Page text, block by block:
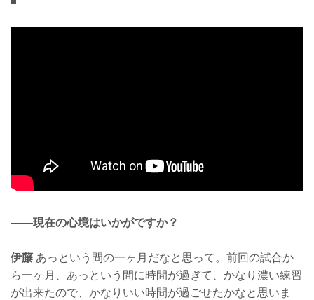
——現在の心境はいかがですか？
伊藤 あっという間の一ヶ月だなと思って。前回の試合か
ら一ヶ月、あっという間に時間が過ぎて、かなり濃い練習
が出来たので、かなりいい時間が過ごせたかなと思いま